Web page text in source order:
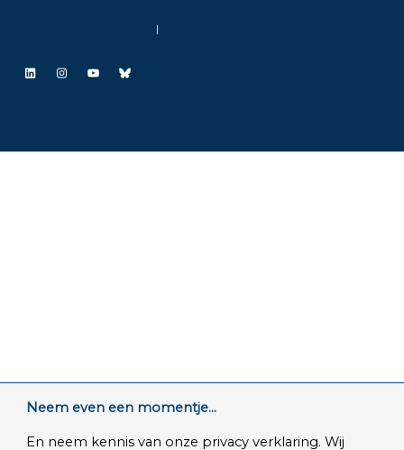
|
LinkedIn
Instagram
YouTube
Bluesky
Neem even een momentje...
En neem kennis van onze privacy verklaring. Wij